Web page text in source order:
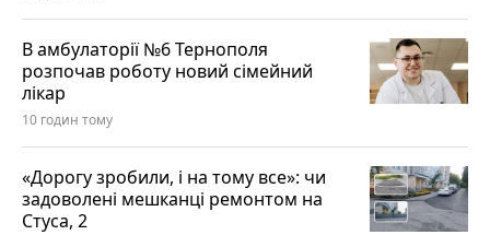
В амбулаторії №6 Тернополя
розпочав роботу новий сімейний
лікар
10 годин тому
«Дорогу зробили, і на тому все»: чи
задоволені мешканці ремонтом на
Стуса, 2